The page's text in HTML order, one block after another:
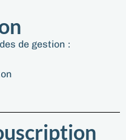
de gestion :